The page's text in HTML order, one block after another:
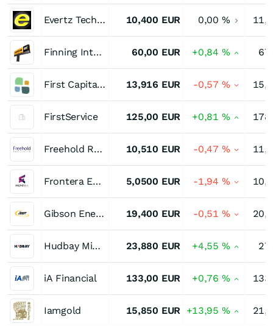
Evertz Technologies 10,400 EUR 0,00 %
Finning International 60,00 EUR +0,84 %
First Capital Real Estate Investment Trust Trust Units 13,916 EUR -0,57 %
FirstService 125,00 EUR +0,81 %
Freehold Royalties 10,510 EUR -0,47 %
Frontera Energy Corporation 5,0500 EUR -1,94 %
Gibson Energy 19,400 EUR -0,51 %
Hudbay Minerals 23,880 EUR +4,55 %
iA Financial 133,00 EUR +0,76 %
Iamgold 15,850 EUR +13,95 %